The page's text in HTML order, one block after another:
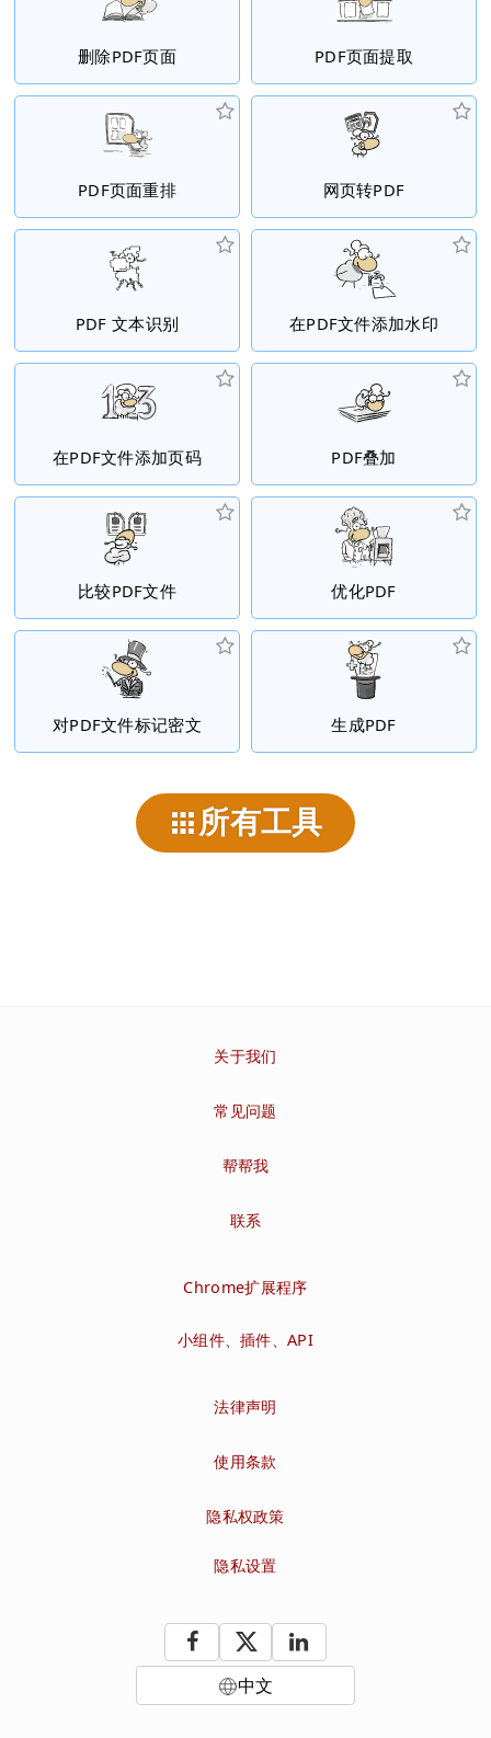
删除PDF页面 PDF页面提取
PDF页面重排 网页转PDF
PDF 文本识别 在PDF文件添加水印
在PDF文件添加页码 PDF叠加
比较PDF文件 优化PDF
对PDF文件标记密文 生成PDF
所有工具
关于我们
常见问题
帮帮我
联系
Chrome扩展程序
小组件、插件、API
法律声明
使用条款
隐私权政策
隐私设置
中文